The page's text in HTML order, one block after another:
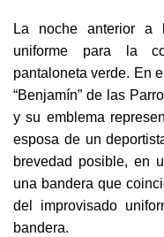
La noche anterior a
uniforme para la
pantaloneta verde. En
“Benjamín” de las
y su emblema
esposa de un
brevedad posible, en
una bandera que
del improvisado
bandera.